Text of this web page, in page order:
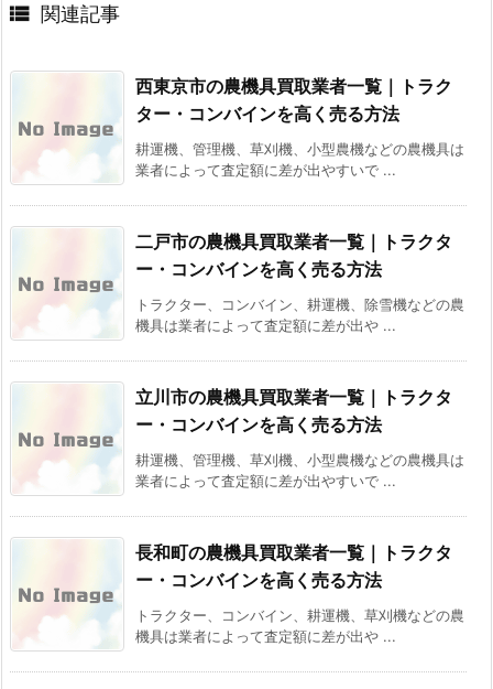
 関連記事
西東京市の農機具買取業者一覧｜トラク
ター・コンバインを高く売る方法
耕運機、管理機、草刈機、小型農機などの農機具は
業者によって査定額に差が出やすいで ...
二戸市の農機具買取業者一覧｜トラクタ
ー・コンバインを高く売る方法
トラクター、コンバイン、耕運機、除雪機などの農
機具は業者によって査定額に差が出や ...
立川市の農機具買取業者一覧｜トラクタ
ー・コンバインを高く売る方法
耕運機、管理機、草刈機、小型農機などの農機具は
業者によって査定額に差が出やすいで ...
長和町の農機具買取業者一覧｜トラクタ
ー・コンバインを高く売る方法
トラクター、コンバイン、耕運機、草刈機などの農
機具は業者によって査定額に差が出や ...